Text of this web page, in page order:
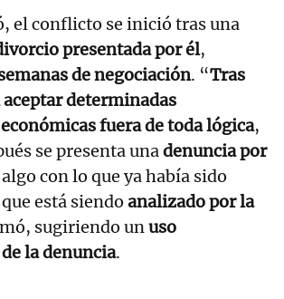
el conflicto se inició tras una
presentada por él,
de negociación. “Tras
determinadas
fuera de toda lógica,
se presenta unadenuncia por
algo con lo que ya había sido
está siendo analizado por la
sugiriendo unuso
la denuncia.